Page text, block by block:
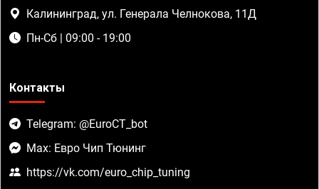
Калининград, ул. Генерала Челнокова, 11Д
Пн-Сб | 09:00 - 19:00
Контакты
Telegram: @EuroCT_bot
Max: Евро Чип Тюнинг
https://vk.com/euro_chip_tuning